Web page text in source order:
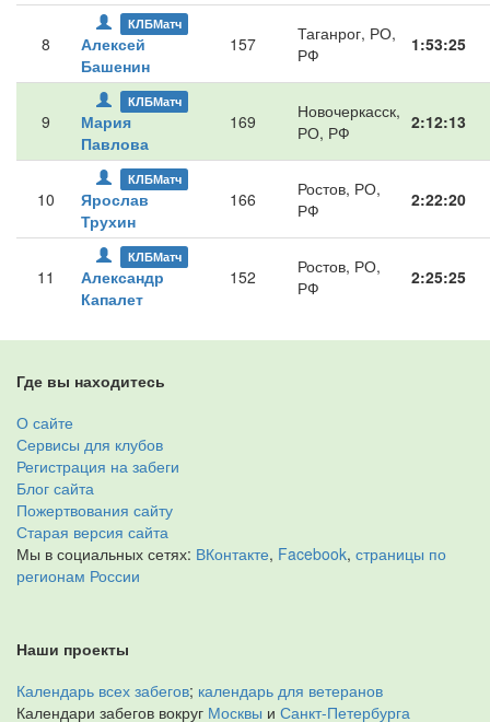
8
КЛБМатч
Алексей
Башенин
157
Таганрог, РО,
РФ
1:53:25
9
КЛБМатч
Мария
Павлова
169
Новочеркасск,
РО, РФ
2:12:13
10
КЛБМатч
Ярослав
Трухин
166
Ростов, РО,
РФ
2:22:20
11
КЛБМатч
Александр
Капалет
152
Ростов, РО,
РФ
2:25:25
Где вы находитесь
О сайте
Сервисы для клубов
Регистрация на забеги
Блог сайта
Пожертвования сайту
Старая версия сайта
Мы в социальных сетях: ВКонтакте, Facebook, страницы по
регионам России
Наши проекты
Календарь всех забегов; календарь для ветеранов
Календари забегов вокруг Москвы и Санкт-Петербурга